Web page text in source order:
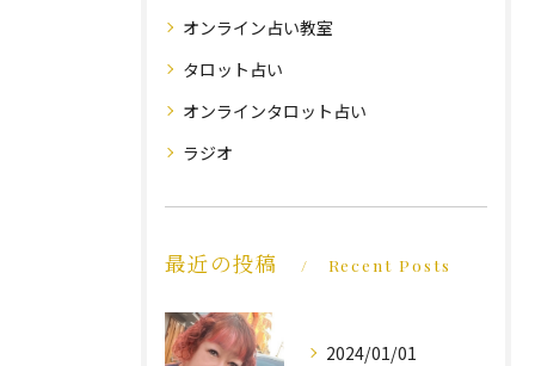
オンライン占い教室
タロット占い
オンラインタロット占い
ラジオ
最近の投稿 Recent Posts
2024/01/01